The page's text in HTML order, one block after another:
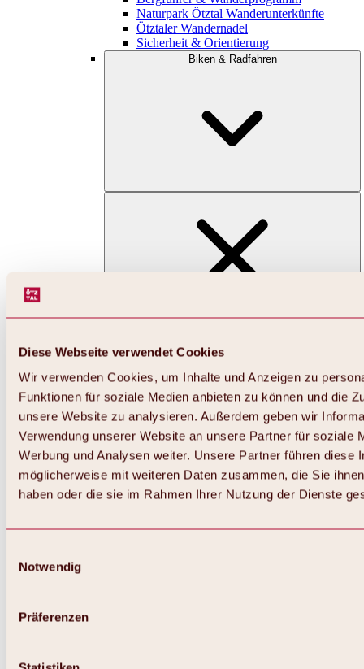
Diese Webseite verwendet Cookies
Wir verwenden Cookies, um Inhalte und Anzeigen zu
Funktionen für soziale Medien anbieten zu können und die
unsere Website zu analysieren. Außerdem geben wir
Verwendung unserer Website an unsere Partner für soziale
Werbung und Analysen weiter. Unsere Partner führen diese
möglicherweise mit weiteren Daten zusammen, die Sie
haben oder die sie im Rahmen Ihrer Nutzung der Dienste
Notwendig
Präferenzen
Naturpark Ötztal Wanderunterkünfte
Ötztaler Wandernadel
Sicherheit & Orientierung
Biken & Radfahren